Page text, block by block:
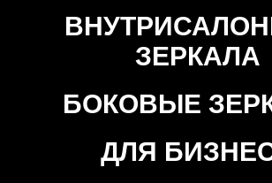
ЗЕРКАЛА
БОКОВЫЕ
ДЛЯ